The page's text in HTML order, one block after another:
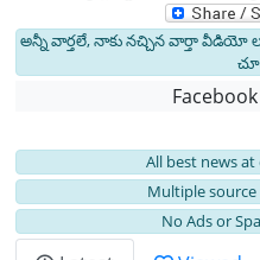
అన్నీ వార్తలే, నాకు నచ్చిన వార్తా వీడియో
All best news
Multiple source
No Ads or